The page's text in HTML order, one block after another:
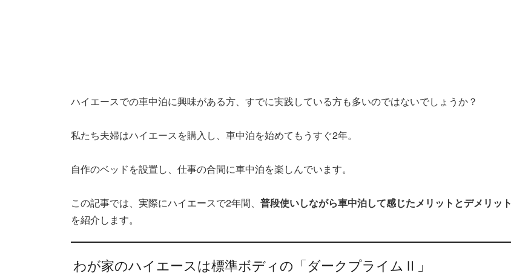
ハイエースでの車中泊に興味がある方、すでに実践している方も多いのではないでしょうか？
私たち夫婦はハイエースを購入し、車中泊を始めてもうすぐ2年。
自作のベッドを設置し、仕事の合間に車中泊を楽しんでいます。
この記事では、実際にハイエースで2年間、 普段使いしながら車中泊して感じたメリットとデメリット
を紹介します。
わが家のハイエースは標準ボディの「ダークプライムⅡ」